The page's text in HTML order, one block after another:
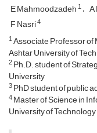
E Mahmoodzadeh1
F Nasri4
1Associate Professor
Ashtar University of
2Ph.D. student of
University
3PhD student of public
4Master of Science in
University of Technology